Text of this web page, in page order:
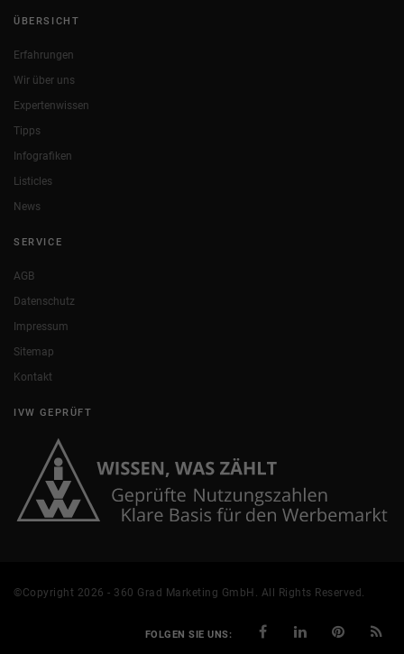
ÜBERSICHT
Erfahrungen
Wir über uns
Expertenwissen
Tipps
Infografiken
Listicles
News
SERVICE
AGB
Datenschutz
Impressum
Sitemap
Kontakt
IVW GEPRÜFT
©Copyright 2026 - 360 Grad Marketing GmbH. All Rights Reserved.
FOLGEN SIE UNS: